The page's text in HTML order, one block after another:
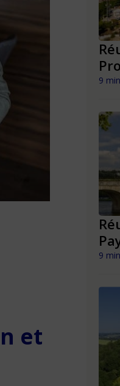
et
en
9
9